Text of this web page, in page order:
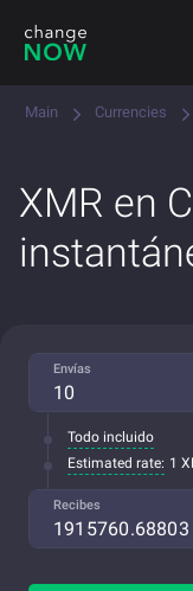
Main Currencies
XMR en
Envías
Todo incluido
Estimated rate: 1
Recibes